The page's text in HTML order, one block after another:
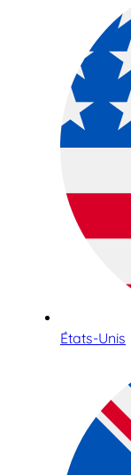
États-Unis